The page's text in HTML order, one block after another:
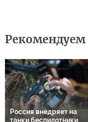
Рекомендуем
Россия внедряет на
танки беспилотники